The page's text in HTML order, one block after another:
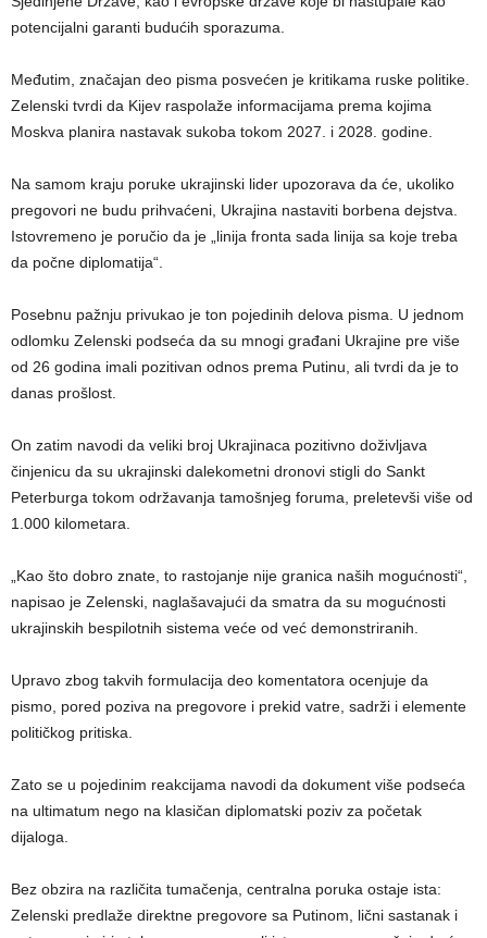
potencijalni garanti budućih sporazuma.
Međutim, značajan deo pisma posvećen je kritikama ruske politike.
Zelenski tvrdi da Kijev raspolaže informacijama prema kojima
Moskva planira nastavak sukoba tokom 2027. i 2028. godine.
Na samom kraju poruke ukrajinski lider upozorava da će, ukoliko
pregovori ne budu prihvaćeni, Ukrajina nastaviti borbena dejstva.
Istovremeno je poručio da je „linija fronta sada linija sa koje treba
da počne diplomatija“.
Posebnu pažnju privukao je ton pojedinih delova pisma. U jednom
odlomku Zelenski podseća da su mnogi građani Ukrajine pre više
od 26 godina imali pozitivan odnos prema Putinu, ali tvrdi da je to
danas prošlost.
On zatim navodi da veliki broj Ukrajinaca pozitivno doživljava
činjenicu da su ukrajinski dalekometni dronovi stigli do Sankt
Peterburga tokom održavanja tamošnjeg foruma, preletevši više od
1.000 kilometara.
„Kao što dobro znate, to rastojanje nije granica naših mogućnosti“,
napisao je Zelenski, naglašavajući da smatra da su mogućnosti
ukrajinskih bespilotnih sistema veće od već demonstriranih.
Upravo zbog takvih formulacija deo komentatora ocenjuje da
pismo, pored poziva na pregovore i prekid vatre, sadrži i elemente
političkog pritiska.
Zato se u pojedinim reakcijama navodi da dokument više podseća
na ultimatum nego na klasičan diplomatski poziv za početak
dijaloga.
Bez obzira na različita tumačenja, centralna poruka ostaje ista:
Zelenski predlaže direktne pregovore sa Putinom, lični sastanak i